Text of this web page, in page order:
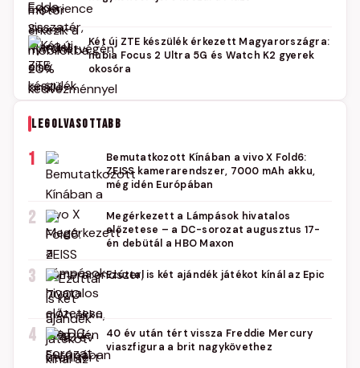
Két új ZTE készülék érkezett Magyarországra:
nubia Focus 2 Ultra 5G és Watch K2 gyerek
okosóra
LEGOLVASOTTABB
1
Bemutatkozott Kínában a vivo X Fold6:
ZEISS kamerarendszer, 7000 mAh akku,
még idén Európában
2
Megérkezett a Lámpások hivatalos
előzetese – a DC-sorozat augusztus 17-
én debütál a HBO Maxon
3 Ezúttal is két ajándék játékot kínál az Epic
4
40 év után tért vissza Freddie Mercury
viaszfigura a brit nagykövethez